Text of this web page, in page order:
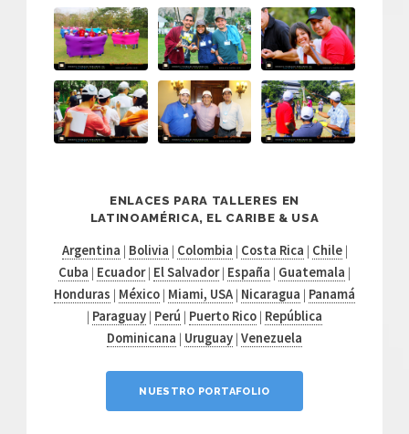
ENLACES PARA TALLERES EN
LATINOAMÉRICA, EL CARIBE & USA
Argentina | Bolivia | Colombia | Costa Rica | Chile|
Cuba | Ecuador| El Salvador| España | Guatemala |
Honduras | México | Miami, USA | Nicaragua | Panamá
| Paraguay | Perú | Puerto Rico | República
Dominicana | Uruguay | Venezuela
NUESTRO PORTAFOLIO